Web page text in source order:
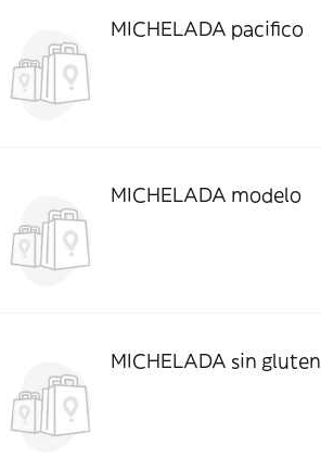
MICHELADA pacifico
MICHELADA modelo
MICHELADA sin gluten